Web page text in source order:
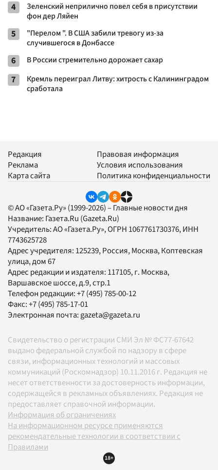
4
Зеленский неприлично повел cебя в присутствии
фон дер Ляйен
5
"Перелом ". В США забили тревогу из-за
случившегося в Донбассе
6 В России стремительно дорожает сахар
7
Кремль переиграл Литву: хитрость с Калининградом
сработала
Редакция
Реклама
Карта сайта
Правовая информация
Условия использования
Политика конфиденциальности
© АО «Газета.Ру» (1999-2026) – Главные новости дня
Название: Газета.Ru (Gazeta.Ru)
Учредитель:АО «Газета.Ру», ОГРН 1067761730376, ИНН
7743625728
Адрес учредителя: 125239, Россия, Москва, Коптевская
улица, дом 67
Адрес редакции и издателя: 117105, г. Москва,
Варшавское шоссе, д.9, стр.1
Телефон редакции:+7 (495) 785-00-12
Факс:+7 (495) 785-17-01
Электронная почта:gazeta@gazeta.ru
Свидетельство о регистрации СМИ Эл № ФС77-67642
выдано федеральной службой по надзору в сфере
связи, информационных технологий и массовых
коммуникаций (Роскомнадзор) 10.11.2016 г. Редакция не
несет ответственности за достоверность информации,
содержащейся в рекламных объявлениях. Редакция не
предоставляет справочной информации.
Информация об ограничениях
На информационном ресурсе применяются
рекомендательные технологии в соответствии с
Правилами
18+